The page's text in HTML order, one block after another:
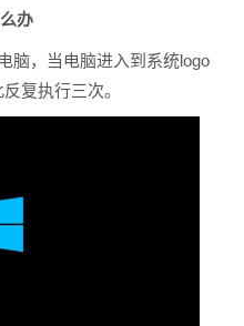
办
脑，当电脑进入到系统logo
复执行三次。